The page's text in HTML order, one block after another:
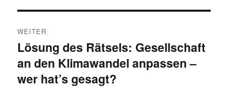
WEITER
Nächster
Beitrag:
Lösung des Rätsels: Gesellschaft
an den Klimawandel anpassen –
wer hat’s gesagt?